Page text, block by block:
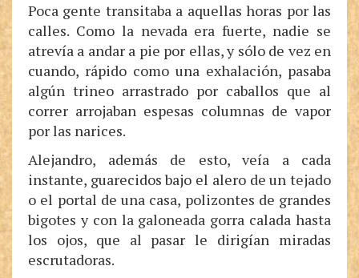
Poca gente transitaba a aquellas horas por las
calles. Como la nevada era fuerte, nadie se
atrevía a andar a pie por ellas, y sólo de vez en
cuando, rápido como una exhalación, pasaba
algún trineo arrastrado por caballos que al
correr arrojaban espesas columnas de vapor
por las narices.
Alejandro, además de esto, veía a cada
instante, guarecidos bajo el alero de un tejado
o el portal de una casa, polizontes de grandes
bigotes y con la galoneada gorra calada hasta
los ojos, que al pasar le dirigían miradas
escrutadoras.